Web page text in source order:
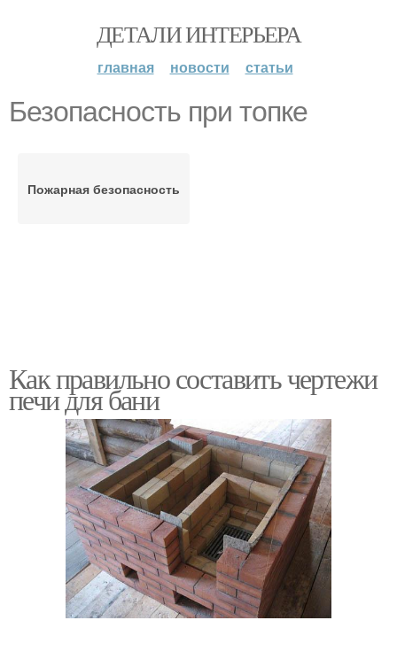
ДЕТАЛИ ИНТЕРЬЕРА
главная новости статьи
Безопасность при топке
Пожарная безопасность
Как правильно составить чертежи
печи для бани